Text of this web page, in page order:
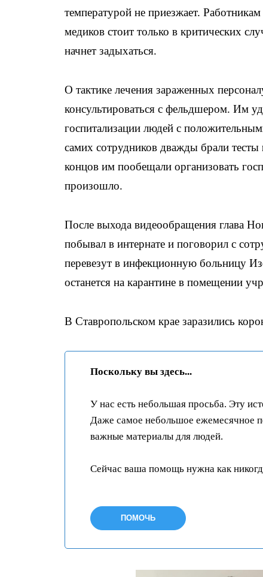
температурой не приезжает.
медиков стоит только в критических
начнет задыхаться.
О тактике лечения зараженных
консультироваться с фельдшером. Им
госпитализации людей с
самих сотрудников дважды брали
концов им пообещали организовать
произошло.
После выхода видеообращения глава
побывал в интернате и поговорил с
перевезут в инфекционную больницу
останется на карантине в помещении
В Ставропольском крае заразились
Поскольку вы здесь...
У нас есть небольшая просьба. Эту
Даже самое небольшое ежемесячное
важные материалы для людей.
Сейчас ваша помощь нужна как
ПОМОЧЬ